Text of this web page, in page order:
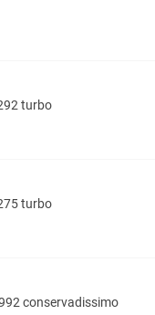
turbo
turbo
conservadissimo